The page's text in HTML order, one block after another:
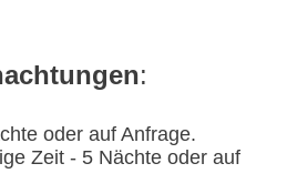
:
oder auf Anfrage.
Zeit - 5 Nächte oder auf